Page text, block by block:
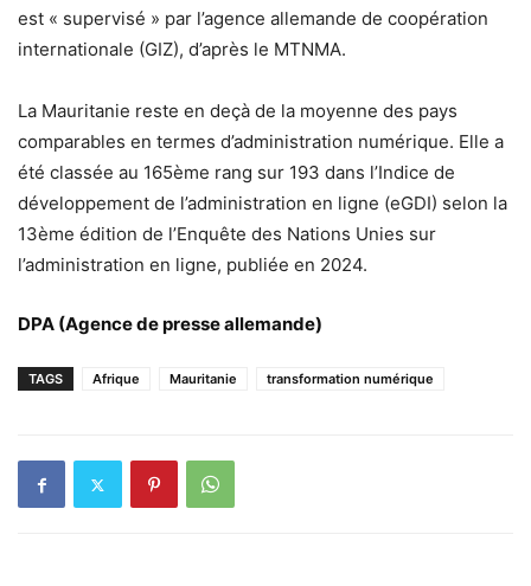
est « supervisé » par l’agence allemande de coopération
internationale (GIZ), d’après le MTNMA.
La Mauritanie reste en deçà de la moyenne des pays
comparables en termes d’administration numérique. Elle a
été classée au 165ème rang sur 193 dans l’Indice de
développement de l’administration en ligne (eGDI) selon la
13ème édition de l’Enquête des Nations Unies sur
l’administration en ligne, publiée en 2024.
DPA (Agence de presse allemande)
TAGS Afrique Mauritanie transformation numérique